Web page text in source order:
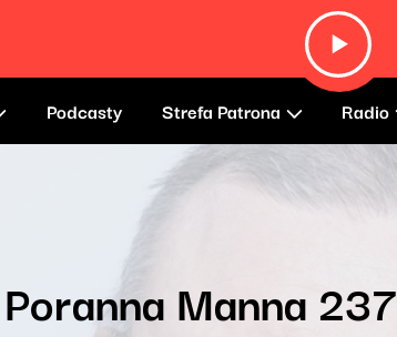
Podcasty Strefa Patrona Radio
Poranna Manna 237